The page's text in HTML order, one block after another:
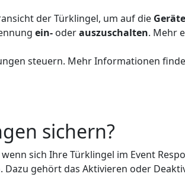
der Türklingel, um auf die
ein- oderauszuschalten. Mehr
steuern. Mehr Informationen
sichern?
sich Ihre Türklingel im Event
gehört das Aktivieren oder